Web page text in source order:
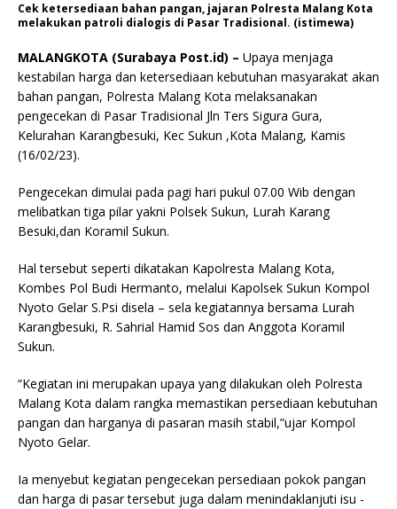
Cek ketersediaan bahan pangan, jajaran Polresta Malang Kota
melakukan patroli dialogis di Pasar Tradisional. (istimewa)
MALANGKOTA (Surabaya Post.id) – Upaya menjaga
kestabilan harga dan ketersediaan kebutuhan masyarakat akan
bahan pangan, Polresta Malang Kota melaksanakan
pengecekan di Pasar Tradisional Jln Ters Sigura Gura,
Kelurahan Karangbesuki, Kec Sukun ,Kota Malang, Kamis
(16/02/23).
Pengecekan dimulai pada pagi hari pukul 07.00 Wib dengan
melibatkan tiga pilar yakni Polsek Sukun, Lurah Karang
Besuki,dan Koramil Sukun.
Hal tersebut seperti dikatakan Kapolresta Malang Kota,
Kombes Pol Budi Hermanto, melalui Kapolsek Sukun Kompol
Nyoto Gelar S.Psi disela – sela kegiatannya bersama Lurah
Karangbesuki, R. Sahrial Hamid Sos dan Anggota Koramil
Sukun.
“Kegiatan ini merupakan upaya yang dilakukan oleh Polresta
Malang Kota dalam rangka memastikan persediaan kebutuhan
pangan dan harganya di pasaran masih stabil,”ujar Kompol
Nyoto Gelar.
Ia menyebut kegiatan pengecekan persediaan pokok pangan
dan harga di pasar tersebut juga dalam menindaklanjuti isu -